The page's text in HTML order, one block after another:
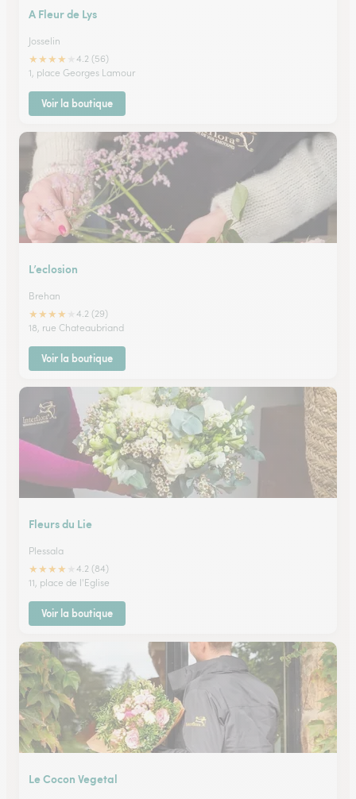
A Fleur de Lys
Josselin
★★★★
4.2 (56)
1, place Georges Lamour
Voir la boutique
L’eclosion
Brehan
★★★★
4.2 (29)
18, rue Chateaubriand
Voir la boutique
Fleurs du Lie
Plessala
★★★★
4.2 (84)
11, place de l'Eglise
Voir la boutique
Le Cocon Vegetal